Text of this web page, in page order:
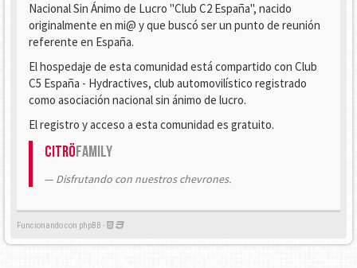
Nacional Sin Ánimo de Lucro "Club C2 España", nacido
originalmente en mi@ y que buscó ser un punto de reunión
referente en España.
El hospedaje de esta comunidad está compartido con Club
C5 España - Hydractives, club automovilístico registrado
como asociación nacional sin ánimo de lucro.
El registro y acceso a esta comunidad es gratuito.
CitröFamily
Disfrutando con nuestros chevrones.
Funcionando con phpBB -